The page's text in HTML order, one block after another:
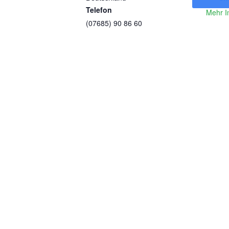
Telefon
(07685) 90 86 60
Mehr